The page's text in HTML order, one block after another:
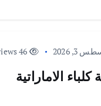
3, 2026
الاماراتية